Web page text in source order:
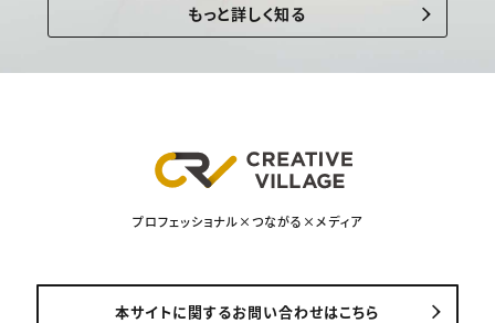
もっと詳しく知る
プロフェッショナル×つながる×メディア
本サイトに関するお問い合わせはこちら